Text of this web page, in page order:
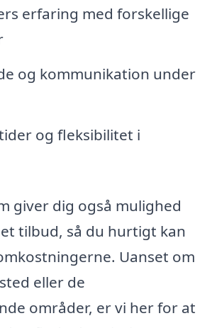
erfaring med forskellige
og kommunikation under
og fleksibilitet i
giver dig også mulighed
tilbud, så du hurtigt kan
Uanset om
eller de
områder, er vi her for at